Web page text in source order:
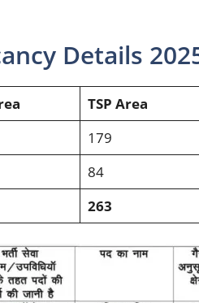
Details
TSP Area
179
84
263